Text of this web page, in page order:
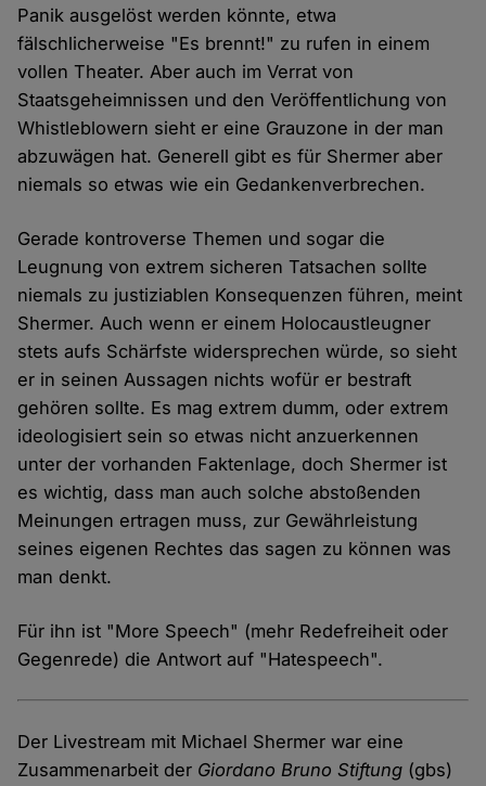
Panik ausgelöst werden könnte, etwa
fälschlicherweise "Es brennt!" zu rufen in einem
vollen Theater. Aber auch im Verrat von
Staatsgeheimnissen und den Veröffentlichung von
Whistleblowern sieht er eine Grauzone in der man
abzuwägen hat. Generell gibt es für Shermer aber
niemals so etwas wie ein Gedankenverbrechen.
Gerade kontroverse Themen und sogar die
Leugnung von extrem sicheren Tatsachen sollte
niemals zu justiziablen Konsequenzen führen, meint
Shermer. Auch wenn er einem Holocaustleugner
stets aufs Schärfste widersprechen würde, so sieht
er in seinen Aussagen nichts wofür er bestraft
gehören sollte. Es mag extrem dumm, oder extrem
ideologisiert sein so etwas nicht anzuerkennen
unter der vorhanden Faktenlage, doch Shermer ist
es wichtig, dass man auch solche abstoßenden
Meinungen ertragen muss, zur Gewährleistung
seines eigenen Rechtes das sagen zu können was
man denkt.
Für ihn ist "More Speech" (mehr Redefreiheit oder
Gegenrede) die Antwort auf "Hatespeech".
Der Livestream mit Michael Shermer war eine
Zusammenarbeit der Giordano Bruno Stiftung (gbs)